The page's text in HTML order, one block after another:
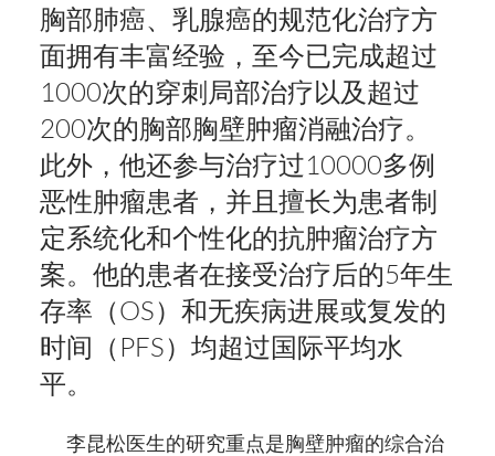
胸部肺癌、乳腺癌的规范化治疗方
面拥有丰富经验，至今已完成超过
1000次的穿刺局部治疗以及超过
200次的胸部胸壁肿瘤消融治疗。
此外，他还参与治疗过10000多例
恶性肿瘤患者，并且擅长为患者制
定系统化和个性化的抗肿瘤治疗方
案。他的患者在接受治疗后的5年生
存率（OS）和无疾病进展或复发的
时间（PFS）均超过国际平均水
平。
李昆松医生的研究重点是胸壁肿瘤的综合治